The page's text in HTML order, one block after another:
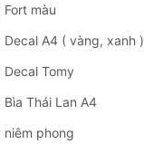
Fort màu
Decal A4 ( vàng, xanh )
Decal Tomy
Bìa Thái Lan A4
niêm phong